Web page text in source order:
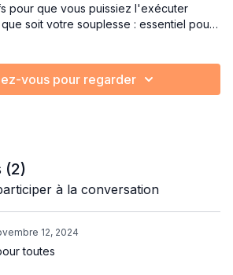
pour que vous puissiez l'exécuter
soit votre souplesse : essentiel pour
tous ses bénéfices !
vous pour regarder
(2)
à la conversation
12, 2024
toutes